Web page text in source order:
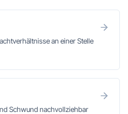
an einer Stelle
Schwund nachvollziehbar